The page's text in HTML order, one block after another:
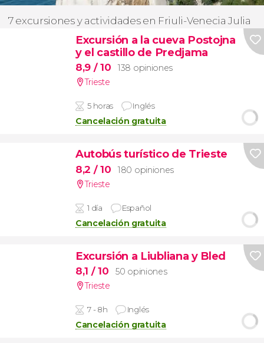
7 excursiones y actividades en Friuli-Venecia Julia
Excursión a la cueva Postojna
y el castillo de Predjama
8,9 / 10
138 opiniones
Trieste
5 horas Inglés
Cancelación gratuita
Autobús turístico de Trieste
8,2 / 10
180 opiniones
Trieste
1 día Español
Cancelación gratuita
Excursión a Liubliana y Bled
8,1 / 10
50 opiniones
Trieste
7 - 8h Inglés
Cancelación gratuita